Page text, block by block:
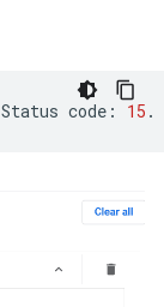
Status code: 15